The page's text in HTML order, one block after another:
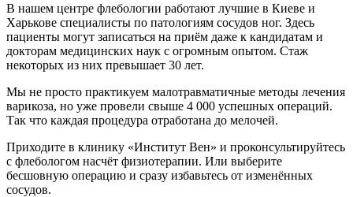
В нашем центре флебологии работают лучшие в Киеве и
Харькове специалисты по патологиям сосудов ног. Здесь
пациенты могут записаться на приём даже к кандидатам и
докторам медицинских наук с огромным опытом. Стаж
некоторых из них превышает 30 лет.
Мы не просто практикуем малотравматичные методы лечения
варикоза, но уже провели свыше 4 000 успешных операций.
Так что каждая процедура отработана до мелочей.
Приходите в клинику «Институт Вен» и проконсультируйтесь
с флебологом насчёт физиотерапии. Или выберите
бесшовную операцию и сразу избавьтесь от изменённых
сосудов.